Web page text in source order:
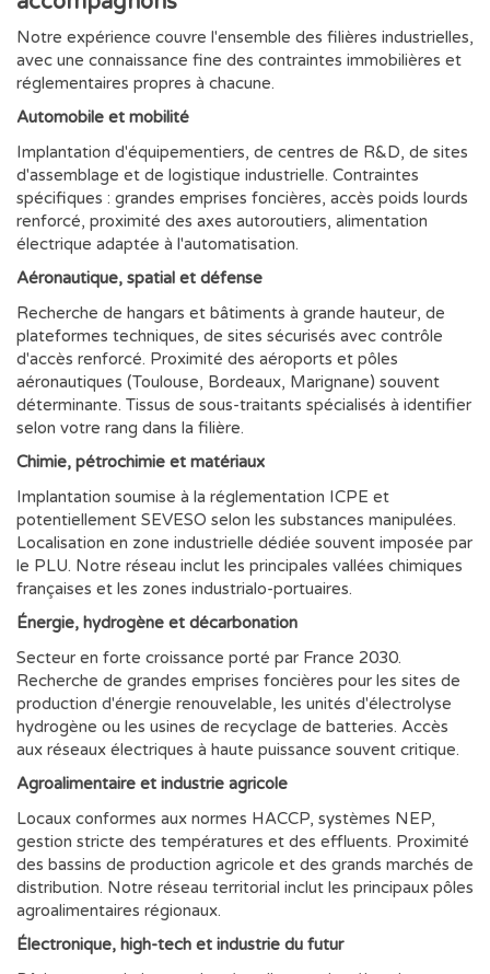
Notre expérience couvre l'ensemble des filières industrielles,
avec une connaissance fine des contraintes immobilières et
réglementaires propres à chacune.
Automobile et mobilité
Implantation d'équipementiers, de centres de R&D, de sites
d'assemblage et de logistique industrielle. Contraintes
spécifiques : grandes emprises foncières, accès poids lourds
renforcé, proximité des axes autoroutiers, alimentation
électrique adaptée à l'automatisation.
Aéronautique, spatial et défense
Recherche de hangars et bâtiments à grande hauteur, de
plateformes techniques, de sites sécurisés avec contrôle
d'accès renforcé. Proximité des aéroports et pôles
aéronautiques (Toulouse, Bordeaux, Marignane) souvent
déterminante. Tissus de sous-traitants spécialisés à identifier
selon votre rang dans la filière.
Chimie, pétrochimie et matériaux
Implantation soumise à la réglementation ICPE et
potentiellement SEVESO selon les substances manipulées.
Localisation en zone industrielle dédiée souvent imposée par
le PLU. Notre réseau inclut les principales vallées chimiques
françaises et les zones industrialo-portuaires.
Énergie, hydrogène et décarbonation
Secteur en forte croissance porté par France 2030.
Recherche de grandes emprises foncières pour les sites de
production d'énergie renouvelable, les unités d'électrolyse
hydrogène ou les usines de recyclage de batteries. Accès
aux réseaux électriques à haute puissance souvent critique.
Agroalimentaire et industrie agricole
Locaux conformes aux normes HACCP, systèmes NEP,
gestion stricte des températures et des effluents. Proximité
des bassins de production agricole et des grands marchés de
distribution. Notre réseau territorial inclut les principaux pôles
agroalimentaires régionaux.
Électronique, high-tech et industrie du futur